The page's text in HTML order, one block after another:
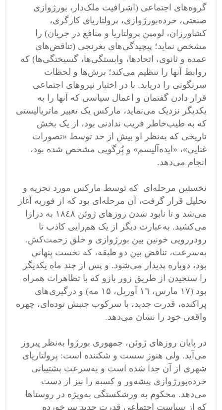
گروه‌های اجتماعی (اشرافیت ملک‌دار، بورژوازی
صنعتی، خرده‌بورژوازی، پرولتاریای کارگری،
کشاورزان، لومپن پرولتاریا و منافع در جریان) را
مشخص نماید؛ پیچیدگی‌های بغرنجی (تناقض‌های
عمده و ثانوی، اتحاد‌ها، وابستگی‌ها، گسیختگی‌ها) که
روابط آنها را تنظیم می‌کند؛ برش‌ها و لحظات
سرنگونی را دریابد. با در اختیار نیروهای اجتماعی
قرار دادن گفتمان و اعمال سیاسی که آنها را به
یکدیگر نزدیک می‌نماید، مارکس یک تعبیر ماتریالیستی
که به طیب‌خاطر فریب ندادنی بود، از یک بخش
تاریخی که به‌نظر او بیش از حد توسط «تصورات
غنایی»، «ایده‌آلیسم» و پُرگویی مشخص شده بود،
انجام می‌دهد. ‬
نخستین مرحله‌ای که توسط مارکس مورد تجزیه و
تحلیل قرار گرفت، آن مرحله‌ای بود که از فوریه آغاز
می‌شد و تا نابود شدن روز‌های ژوئن ١٨٤٨ به درازا
می‌کشید. به‌عبارت دیگر از یک هم‌رایی کاذب تا
رو‌در‌رویی خونین بین بورژوازی و خلق زحمت‌کش.
به‌سرعت، تناقض بین دو طبقه، که نخست پنهانی
بود، دوباره پدیدار می‌شود. و پس از چند ماه یکدیگر
را سنجیدن از طریق زور بازو که با تظاهرات همراه
بود (١٧ مارس، ١٦ آوریل، ١۵ مه) و درگیری‌های
پراکنده، قدرت جدید، با سرکوب جنبش توده‌ای، چهره
واقعی خود را نشان می‌دهد. ‬
در پایان روزهای ژوئن، جمهوری بورژوا به‌نظر پیروز
می‌آید. ولی هنوز سست و شکننده است: پرولتاریای
شهری از آن جدا شده است و به‌سرعت پشتیبانی
خرده‌بورژوازی پیشه‌ور و کسبه را نیز از دست
می‌دهد. محکوم به ورشکستگی به‌ویژه در روستاها
که از سیاست اجتماعی قدرت جدید سر‌خورده